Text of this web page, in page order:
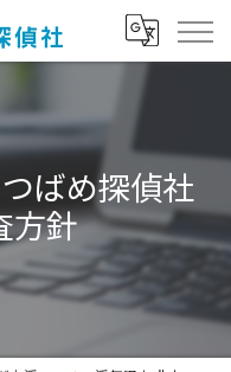
ばめ探偵社
方針